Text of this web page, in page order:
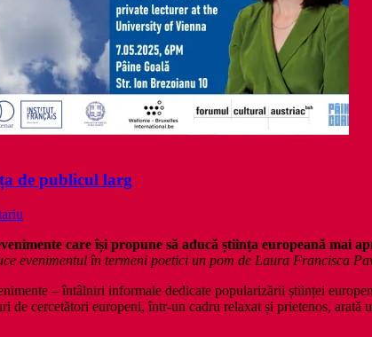
de publicul larg
care își propune să aducă știința europeană mai
evenimentul în termeni poetici un pom de Laura Francisca
– întâlniri informale dedicate popularizării științei
de cercetători europeni, într-un cadru relaxat și prietenos, arată